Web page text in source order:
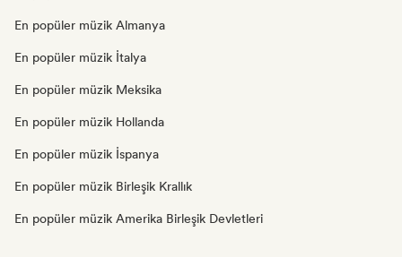
En popüler müzik Almanya
En popüler müzik İtalya
En popüler müzik Meksika
En popüler müzik Hollanda
En popüler müzik İspanya
En popüler müzik Birleşik Krallık
En popüler müzik Amerika Birleşik Devletleri